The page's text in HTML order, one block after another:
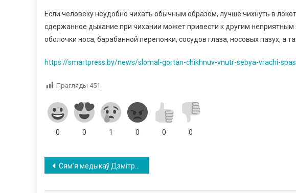
Если человеку неудобно чихать обычным образом, лучше чихнуть в
сдержанное дыхание при чихании может привести к другим
оболочки носа, барабанной перепонки, сосудов глаза, носовых пазух, а
https://smartpress.by/news/slomal-gortan-chikhnuv-vnutr-sebya-vrachi-
Прагляды 451
0 0 1 0 0 0
Навігацыя
па
Сям’я медыкаў Дзмітрыя і Алесі Ляшук стала пераможцам раённага этапа конкурсу “Сям’я года-2026” Кастрычніцкага раёна Віцебска